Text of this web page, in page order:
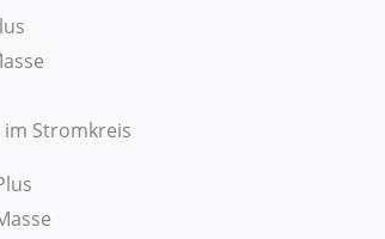
im Stromkreis